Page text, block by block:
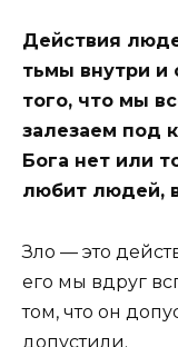
Действия
тьмы внутри и
того, что мы
залезаем под
Бога нет или
любит людей,
Зло — это
его мы вдруг
том, что он
допустили.